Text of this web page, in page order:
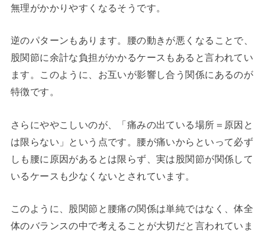
無理がかかりやすくなるそうです。
逆のパターンもあります。腰の動きが悪くなることで、
股関節に余計な負担がかかるケースもあると言われてい
ます。このように、お互いが影響し合う関係にあるのが
特徴です。
さらにややこしいのが、「痛みの出ている場所＝原因と
は限らない」という点です。腰が痛いからといって必ず
しも腰に原因があるとは限らず、実は股関節が関係して
いるケースも少なくないとされています。
このように、股関節と腰痛の関係は単純ではなく、体全
体のバランスの中で考えることが大切だと言われていま